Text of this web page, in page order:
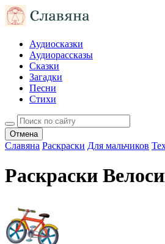
Аудиосказки
Аудиорассказы
Сказки
Загадки
Песни
Стихи
Отмена
Славяна Раскраски Для мальчиков
Раскраски